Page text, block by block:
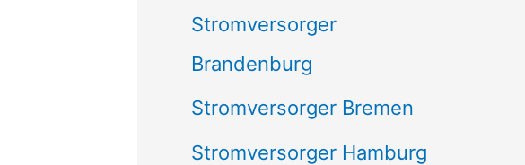
Stromversorger
Brandenburg
Stromversorger Bremen
Stromversorger Hamburg